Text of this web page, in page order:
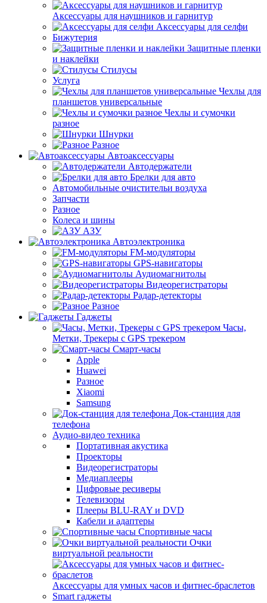
Аксессуары для наушников и гарнитур
Аксессуары для селфи
Бижутерия
Защитные пленки
и наклейки
Стилусы
Услуга
Чехлы для
планшетов универсальные
Чехлы и сумочки
разное
Шнурки
Разное
Автоаксессуары
Автодержатели
Брелки для авто
Автомобильные очистительи воздуха
Запчасти
Разное
Колеса и шины
АЗУ
Автоэлектроника
FM-модуляторы
GPS-навигаторы
Аудиомагнитолы
Видеорегистраторы
Радар-детекторы
Разное
Гаджеты
Часы,
Метки, Трекеры с GPS трекером
Смарт-часы
Apple
Huawei
Разное
Xiaomi
Samsung
Док-станция для
телефона
Аудио-видео техника
Портативная акустика
Проекторы
Видеорегистраторы
Медиаплееры
Цифровые ресиверы
Телевизоры
Плееры BLU-RAY и DVD
Кабели и адаптеры
Спортивные часы
Очки
виртуальной реальности
Аксессуары для умных часов и фитнес-браслетов
Smart гаджеты